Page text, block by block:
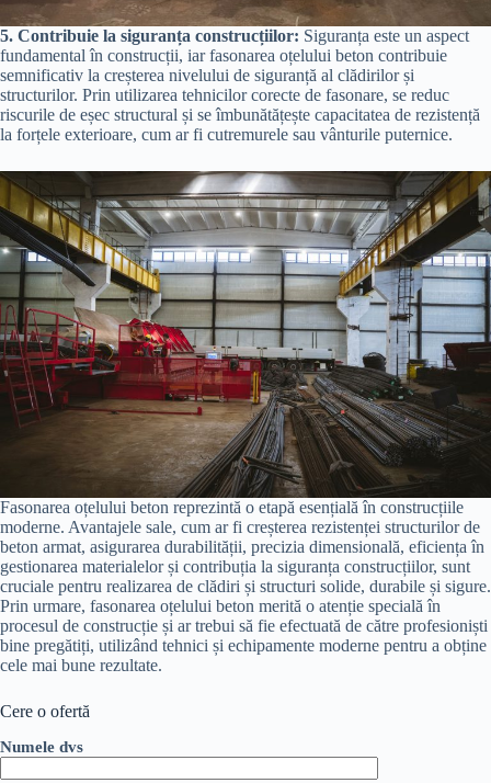
5. Contribuie la siguranța construcțiilor: Siguranța este un aspect
fundamental în construcții, iar fasonarea oțelului beton contribuie
semnificativ la creșterea nivelului de siguranță al clădirilor și
structurilor. Prin utilizarea tehnicilor corecte de fasonare, se reduc
riscurile de eșec structural și se îmbunătățește capacitatea de rezistență
la forțele exterioare, cum ar fi cutremurele sau vânturile puternice.
Fasonarea oțelului beton reprezintă o etapă esențială în construcțiile
moderne. Avantajele sale, cum ar fi creșterea rezistenței structurilor de
beton armat, asigurarea durabilității, precizia dimensională, eficiența în
gestionarea materialelor și contribuția la siguranța construcțiilor, sunt
cruciale pentru realizarea de clădiri și structuri solide, durabile și sigure.
Prin urmare, fasonarea oțelului beton merită o atenție specială în
procesul de construcție și ar trebui să fie efectuată de către profesioniști
bine pregătiți, utilizând tehnici și echipamente moderne pentru a obține
cele mai bune rezultate.
Cere o ofertă
Numele dvs